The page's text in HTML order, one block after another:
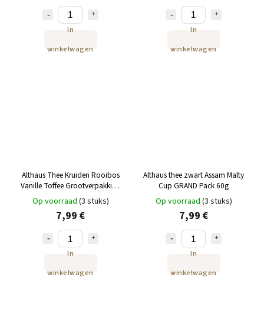
In
winkelwagen
In
winkelwagen
Althaus Thee Kruiden Rooibos
Vanille Toffee Grootverpakking
60g
Op voorraad (3 stuks)
7,99 €
In
winkelwagen
Althaus thee zwart Assam Malty
Cup GRAND Pack 60g
Op voorraad (3 stuks)
7,99 €
In
winkelwagen